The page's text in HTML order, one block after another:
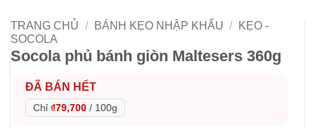
TRANG CHỦ / BÁNH KẸO NHẬP KHẨU /
KẸO -
SOCOLA
Socola phủ bánh giòn Maltesers 360g
ĐÃ BÁN HẾT
Chỉ ₫79,700 / 100g